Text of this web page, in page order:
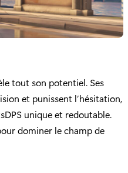
tout son potentiel. Ses
et punissent l’hésitation,
unique et redoutable.
dominer le champ de